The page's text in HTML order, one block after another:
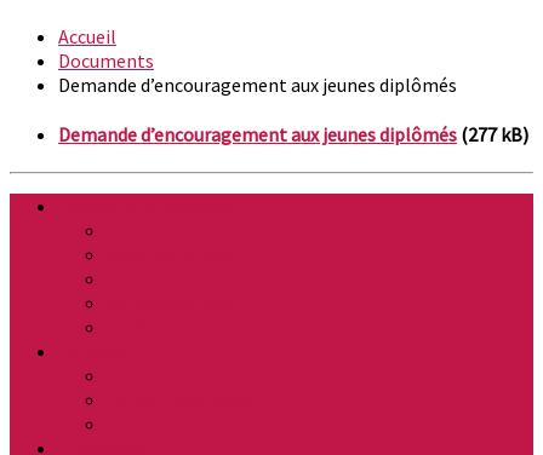
Accueil
Documents
Demande d’encouragement aux jeunes diplômés
Demande d’encouragement aux jeunes diplômés (277 kB)